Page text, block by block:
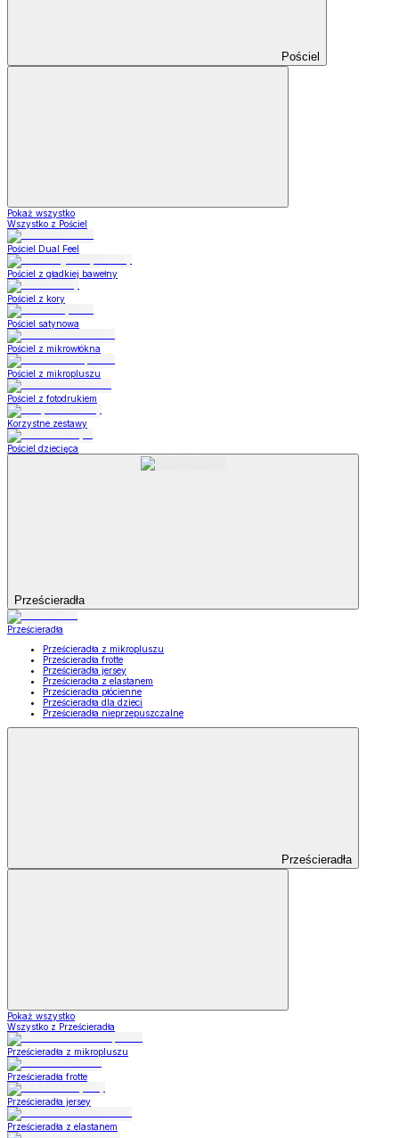
Pościel
Pokaż wszystko
Wszystko z Pościel
Pościel Dual Feel
Pościel z gładkiej bawełny
Pościel z kory
Pościel satynowa
Pościel z mikrowłókna
Pościel z mikropluszu
Pościel z fotodrukiem
Korzystne zestawy
Pościel dziecięca
Prześcieradła
Prześcieradła
Prześcieradła z mikropluszu
Prześcieradła frotte
Prześcieradła jersey
Prześcieradła z elastanem
Prześcieradła płócienne
Prześcieradła dla dzieci
Prześcieradła nieprzepuszczalne
Prześcieradła
Pokaż wszystko
Wszystko z Prześcieradła
Prześcieradła z mikropluszu
Prześcieradła frotte
Prześcieradła jersey
Prześcieradła z elastanem